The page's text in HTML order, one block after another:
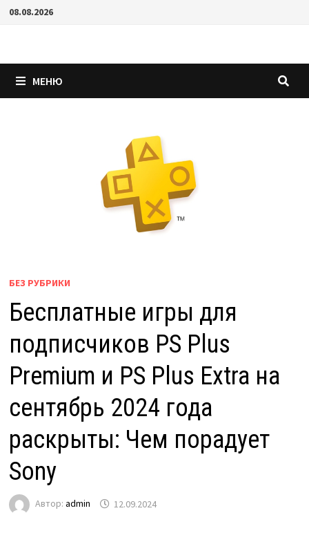
Перейти
08.08.2026
МЕНЮ
БЕЗ РУБРИКИ
Бесплатные игры для
подписчиков PS Plus
Premium и PS Plus Extra на
сентябрь 2024 года
раскрыты: Чем порадует
Sony
Автор: admin 12.09.2024